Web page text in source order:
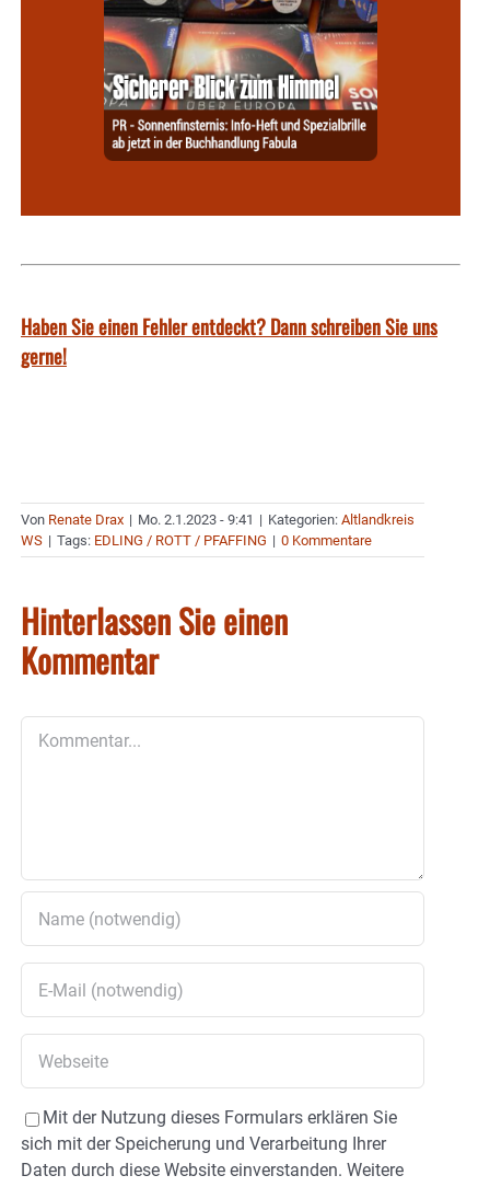
Haben Sie einen Fehler entdeckt? Dann schreiben Sie uns
gerne!
Von Renate Drax | Mo. 2.1.2023 - 9:41 | Kategorien: Altlandkreis
WS | Tags: EDLING / ROTT / PFAFFING | 0 Kommentare
Hinterlassen Sie einen
Kommentar
Mit der Nutzung dieses Formulars erklären Sie
sich mit der Speicherung und Verarbeitung Ihrer
Daten durch diese Website einverstanden. Weitere